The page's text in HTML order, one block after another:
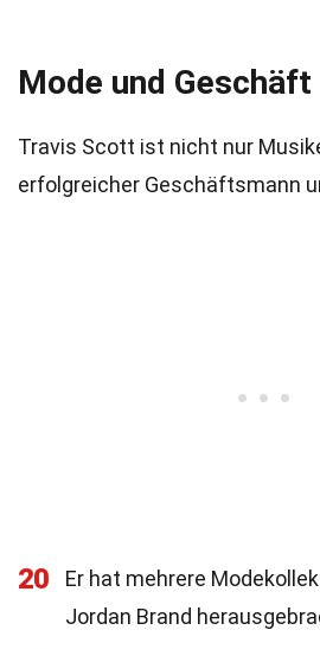
Mode und Geschäft
Travis Scott ist nicht nur
erfolgreicher Geschäftsmann
20
Er hat mehrere
Jordan Brand